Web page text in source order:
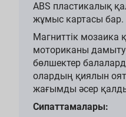
ABS пластикалық
жұмыс картасы бар.
Магниттік мозаика
моториканы
бөлшектер
олардың қиялын
жағымды әсер
Сипаттамалары: